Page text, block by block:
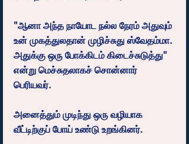
"ஆனா அந்த நாயோட நல்ல நேரம் அதுவும்
உன் முகத்துலதான் முழிச்சுது ஸ்வேதம்மா.
அதுக்கு ஒரு போக்கிடம் கிடைச்சுடுத்து"
என்று மெச்சுதலாகச் சொன்னார்
பெரியவர்.
அனைத்தும் முடிந்து ஒரு வழியாக
வீட்டிற்குப் போய் உண்டு உறங்கினர்.